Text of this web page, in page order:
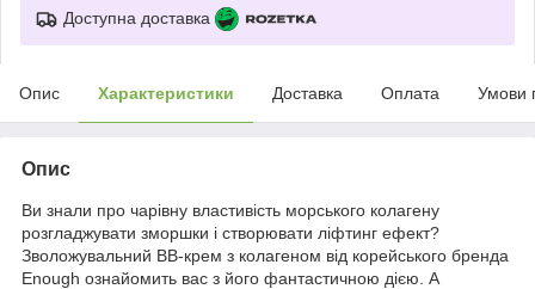
Доступна доставка
Опис Характеристики Доставка Оплата Умови
Опис
Ви знали про чарівну властивість морського колагену
розгладжувати зморшки і створювати ліфтинг ефект?
Зволожувальний BB-крем з колагеном від корейського бренда
Enough ознайомить вас з його фантастичною дією. А